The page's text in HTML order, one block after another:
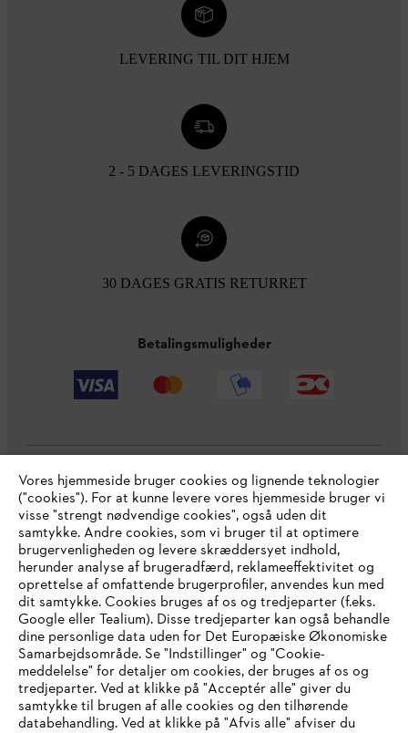
LEVERING TIL DIT HJEM
2 - 5 DAGES LEVERINGSTID
30 DAGES GRATIS RETURRET
Betalingsmuligheder
Virksomheden
STIHL FAQ
Service
IHR BROWSER WIRD NICHT
UNTERSTÜTZT
Vores hjemmeside bruger cookies og lignende teknologier
("cookies"). For at kunne levere vores hjemmeside bruger vi
visse "strengt nødvendige cookies", også uden dit
samtykke. Andre cookies, som vi bruger til at optimere
brugervenligheden og levere skræddersyet indhold,
herunder analyse af brugeradfærd, reklameeffektivitet og
oprettelse af omfattende brugerprofiler, anvendes kun med
dit samtykke. Cookies bruges af os og tredjeparter (f.eks.
Google eller Tealium). Disse tredjeparter kan også behandle
dine personlige data uden for Det Europæiske Økonomiske
Samarbejdsområde. Se "Indstillinger" og "Cookie-
meddelelse" for detaljer om cookies, der bruges af os og
tredjeparter. Ved at klikke på "Acceptér alle" giver du
samtykke til brugen af alle cookies og den tilhørende
databehandling. Ved at klikke på "Afvis alle" afviser du